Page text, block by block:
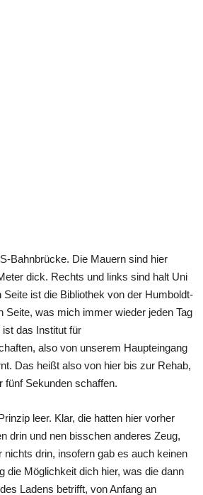
Bahnbrücke. Die Mauern sind hier
dick. Rechts und links sind halt Uni
Seite ist die Bibliothek von der Humboldt-
Seite, was mich immer wieder jeden Tag
das Institut für
also von unserem Haupteingang
Das heißt also von hier bis zur Rehab,
fünf Sekunden schaffen.
leer. Klar, die hatten hier vorher
drin und nen bisschen anderes Zeug,
nichts drin, insofern gab es auch keinen
die Möglichkeit dich hier, was die dann
Ladens betrifft, von Anfang an